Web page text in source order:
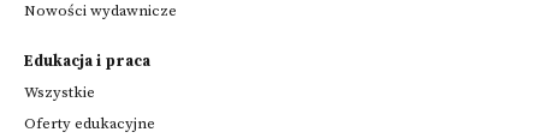
Nowości wydawnicze
Edukacja i praca
Wszystkie
Oferty edukacyjne